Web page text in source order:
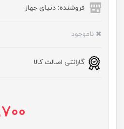
فروشنده: دنیای جهاز
ناموجود
گارانتی اصالت کالا